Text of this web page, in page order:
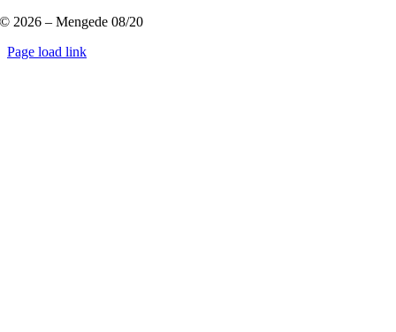
© 2026 – Mengede 08/20
Page load link